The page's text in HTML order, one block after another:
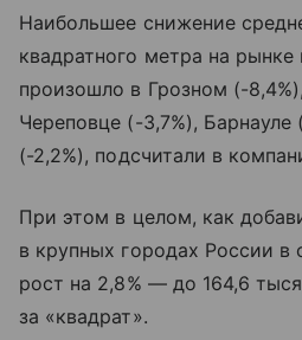
Наибольшее снижение
квадратного метра на рынке
произошло в Грозном (-
Череповце (-3,7%), Барнауле
(-2,2%), подсчитали в
При этом в целом, как
в крупных городах России в
рост на 2,8% — до 164,6
за «квадрат».